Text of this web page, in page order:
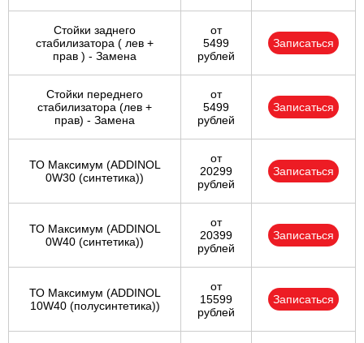
Стойки заднего
стабилизатора ( лев +
прав ) - Замена
от
5499
рублей
Записаться
Стойки переднего
стабилизатора (лев +
прав) - Замена
от
5499
рублей
Записаться
ТО Максимум (ADDINOL
0W30 (синтетика))
от
20299
рублей
Записаться
ТО Максимум (ADDINOL
0W40 (синтетика))
от
20399
рублей
Записаться
ТО Максимум (ADDINOL
10W40 (полусинтетика))
от
15599
рублей
Записаться